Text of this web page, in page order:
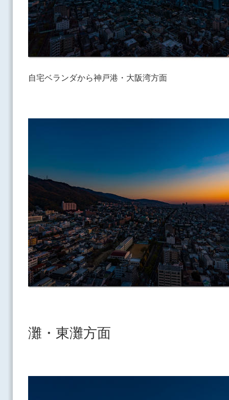
自宅ベランダから神戸港・大阪湾方面
灘・東灘方面